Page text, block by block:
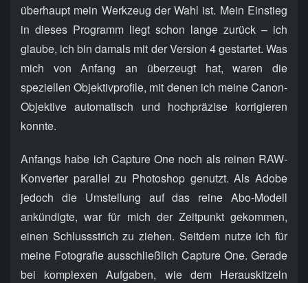
überhaupt mein Werkzeug der Wahl ist. Mein Einstieg
in dieses Programm liegt schon lange zurück – ich
glaube, ich bin damals mit der Version 4 gestartet. Was
mich von Anfang an überzeugt hat, waren die
speziellen Objektivprofile, mit denen ich meine Canon-
Objektive automatisch und hochpräzise korrigieren
konnte.
Anfangs habe ich Capture One noch als reinen RAW-
Konverter parallel zu Photoshop genutzt. Als Adobe
jedoch die Umstellung auf das reine Abo-Modell
ankündigte, war für mich der Zeitpunkt gekommen,
einen Schlussstrich zu ziehen. Seitdem nutze ich für
meine Fotografie ausschließlich Capture One. Gerade
bei komplexen Aufgaben, wie dem Herauskitzeln